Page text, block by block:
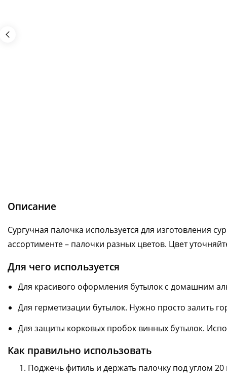
Описание
Сургучная палочка используется для изготовления
ассортименте – палочки разных цветов. Цвет
Для чего используется
Для красивого оформления бутылок с домашним
Для герметизации бутылок. Нужно просто залить
Для защиты корковых пробок винных бутылок.
Как правильно использовать
Поджечь фитиль и держать палочку под углом 20